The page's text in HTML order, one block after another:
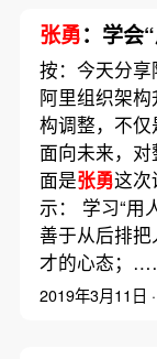
张勇：学会
按：今天分
阿里组织架
构调整，不仅
面向未来，
面是张勇这次
示： 学习“用
善于从后排
才的心态；
2019年3月11日 ·